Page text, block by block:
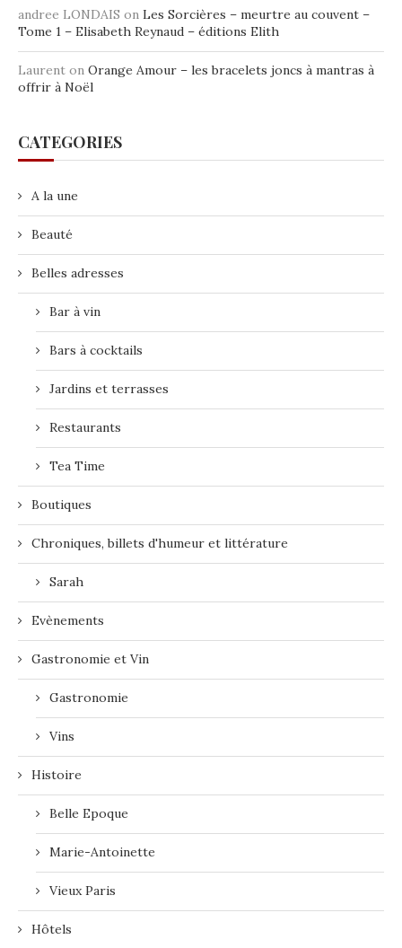
andree LONDAIS on Les Sorcières – meurtre au couvent –
Tome 1 – Elisabeth Reynaud – éditions Elith
Laurent on Orange Amour – les bracelets joncs à mantras à
offrir à Noël
CATEGORIES
A la une
Beauté
Belles adresses
Bar à vin
Bars à cocktails
Jardins et terrasses
Restaurants
Tea Time
Boutiques
Chroniques, billets d'humeur et littérature
Sarah
Evènements
Gastronomie et Vin
Gastronomie
Vins
Histoire
Belle Epoque
Marie-Antoinette
Vieux Paris
Hôtels